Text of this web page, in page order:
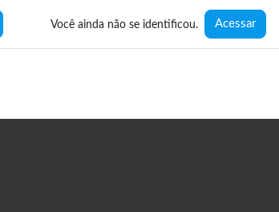
Buscar cursosVocê ainda não se identificou. Acessar